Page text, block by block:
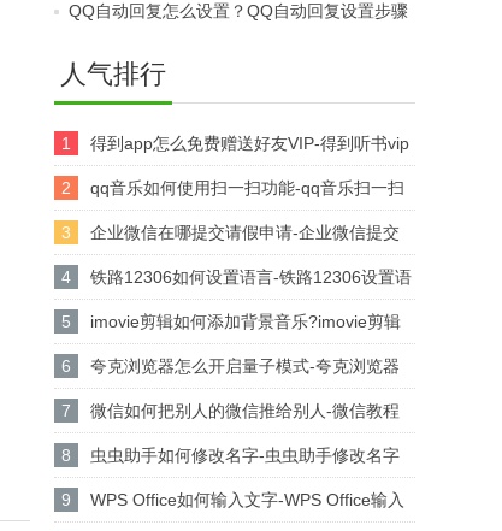
QQ自动回复怎么设置？QQ自动回复设置步骤
人气排行
1 得到app怎么免费赠送好友VIP-得到听书vip
的赠送方法
2 qq音乐如何使用扫一扫功能-qq音乐扫一扫
功能使用步骤介绍
3 企业微信在哪提交请假申请-企业微信提交
请假申请的方法
4 铁路12306如何设置语言-铁路12306设置语
言的方法
5 imovie剪辑如何添加背景音乐?imovie剪辑
添加背景音乐技巧方法
6 夸克浏览器怎么开启量子模式-夸克浏览器
开启量子模式方法
7 微信如何把别人的微信推给别人-微信教程
8 虫虫助手如何修改名字-虫虫助手修改名字
的方法
9 WPS Office如何输入文字-WPS Office输入